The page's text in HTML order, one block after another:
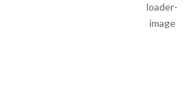
1017 mb
6 mph